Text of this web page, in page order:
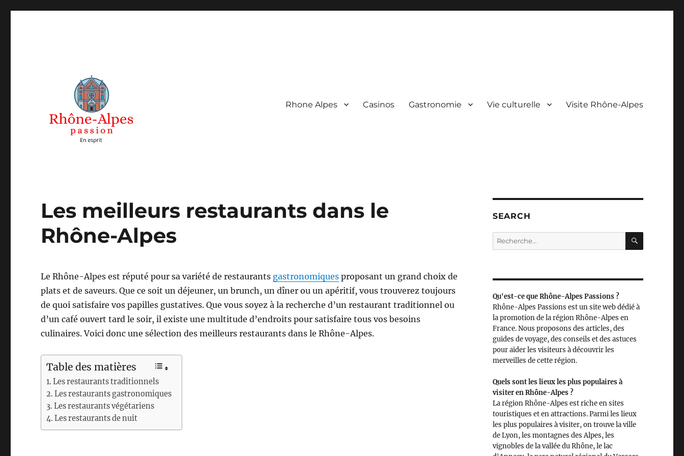
Rhone Alpes Casinos Gastronomie Vie culturelle Visite Rhône-Alpes
Les meilleurs restaurants dans le
Rhône-Alpes
Le Rhône-Alpes est réputé pour sa variété de restaurants gastronomiques proposant un grand choix de
plats et de saveurs. Que ce soit un déjeuner, un brunch, un dîner ou un apéritif, vous trouverez toujours
de quoi satisfaire vos papilles gustatives. Que vous soyez à la recherche d’un restaurant traditionnel ou
d’un café ouvert tard le soir, il existe une multitude d’endroits pour satisfaire tous vos besoins
culinaires. Voici donc une sélection des meilleurs restaurants dans le Rhône-Alpes.
Table des matières
Les restaurants traditionnels
Les restaurants gastronomiques
Les restaurants végétariens
Les restaurants de nuit
SEARCH
Recherche
pour :
Qu'est-ce que Rhône-Alpes Passions ?
Rhône-Alpes Passions est un site web dédié à
la promotion de la région Rhône-Alpes en
France. Nous proposons des articles, des
guides de voyage, des conseils et des astuces
pour aider les visiteurs à découvrir les
merveilles de cette région.
Quels sont les lieux les plus populaires à
visiter en Rhône-Alpes ?
La région Rhône-Alpes est riche en sites
touristiques et en attractions. Parmi les lieux
les plus populaires à visiter, on trouve la ville
de Lyon, les montagnes des Alpes, les
vignobles de la vallée du Rhône, le lac